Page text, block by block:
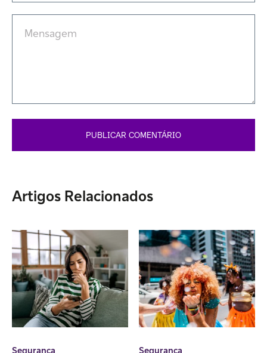
Artigos Relacionados
Segurança Segurança